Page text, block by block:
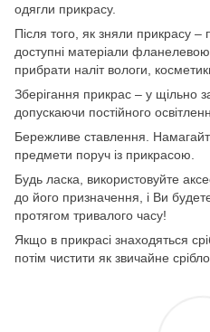
одягли прикрасу.
Після того, як зняли прикрасу –
доступні матеріали
прибрати наліт вологи,
Зберігання прикрас – у щільно
допускаючи постійного
Бережливе ставлення.
предмети поруч із прикрасою.
Будь ласка, використовуйте
до його призначення, і Ви
протягом тривалого часу!
Якщо в прикрасі знаходяться
потім чистити як звичайне